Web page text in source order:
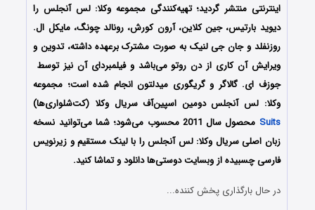
اینترنتی منتشر گردید؛ تهیه‌کنندگی مجموعه وکلا: لس آنجلس را
دیوید بارتیس، جین کلاین، آرون کورش، رونالد چونگ، مایکل ال.
روزنفلد و جان جی لنیک به صورت مشترک برعهده داشته، تدوین و
ویرایش آن کاری از دن روتو می‌باشد و فیلمبردای آن نیز توسط
جوزف ای. گالاگر و گریگوری میدلتون انجام شده است؛ مجموعه
وکلا: لس آنجلس دومین اسپین‌آف سریال وکلا (کت‌شلواری‌ها)
Suits
محصول سال 2011 محسوب می‎‌شود؛ شما می‌توانید نسخه
زبان اصلی سریال وکلا: لس آنجلس را با لینک مستقیم و زیرنویس
فارسی چسبیده از وبسایت دوستی‌ها دانلود و تماشا کنید.
در حال بارگذاری پخش کننده...